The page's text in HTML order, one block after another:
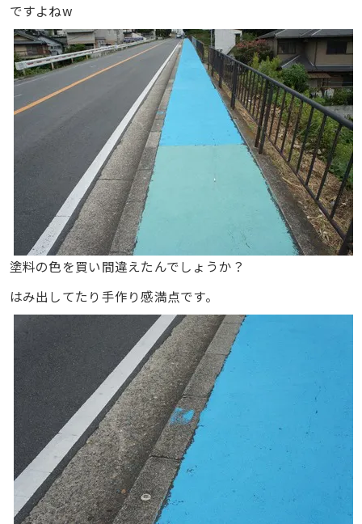
ですよねw
塗料の色を買い間違えたんでしょうか？
はみ出してたり手作り感満点です。